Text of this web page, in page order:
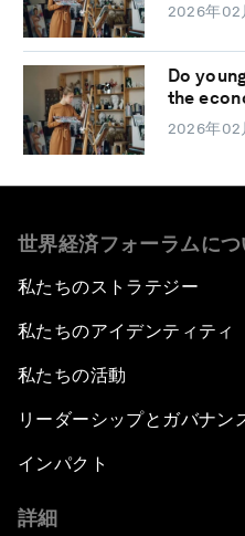
2026年02
Do
the
2026年02
世界経済フォーラムにつ
私たちのストラテジー
私たちのアイデンティティ
私たちの活動
リーダーシップとガバナン
インパクト
詳細